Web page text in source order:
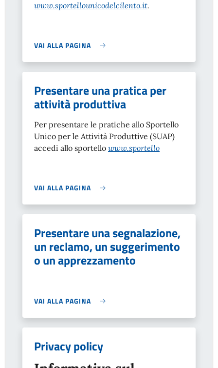
www.sportellounicodelcilento.it.
VAI ALLA PAGINA
Presentare una pratica per
attività produttiva
Per presentare le pratiche allo Sportello
Unico per le Attività Produttive (SUAP)
accedi allo sportello www.sportello
VAI ALLA PAGINA
Presentare una segnalazione,
un reclamo, un suggerimento
o un apprezzamento
VAI ALLA PAGINA
Privacy policy